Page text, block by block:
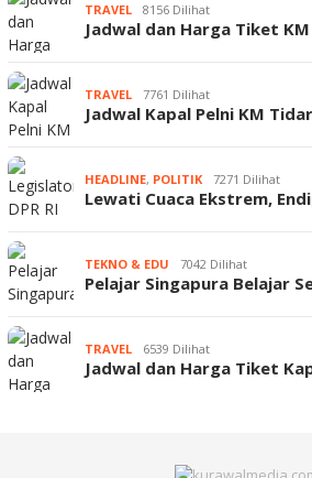
TRAVEL 8156 Dilihat
Jadwal dan Harga Tiket
TRAVEL 7761 Dilihat
Jadwal Kapal Pelni KM
HEADLINE, POLITIK 7271 Dilihat
Lewati Cuaca Ekstrem,
TEKNO & EDU 7042 Dilihat
Pelajar Singapura Belajar
TRAVEL 6539 Dilihat
Jadwal dan Harga Tiket